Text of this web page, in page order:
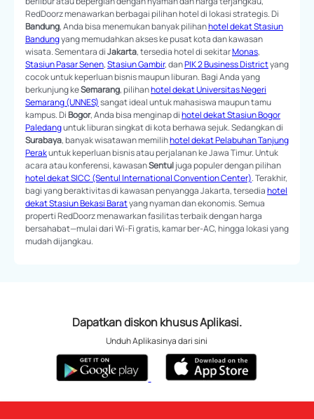
RedDoorz menawarkan berbagai pilihan hotel di lokasi strategis. Di
Bandung, Anda bisa menemukan banyak pilihanhotel dekat Stasiun
Bandungyang memudahkan akses ke pusat kota dan kawasan
wisata. Sementara diJakarta, tersedia hotel di sekitarMonas,
Stasiun Pasar Senen,Stasiun Gambir, danPIK 2 Business Districtyang
cocok untuk keperluan bisnis maupun liburan. Bagi Anda yang
berkunjung keSemarang, pilihanhotel dekat Universitas Negeri
Semarang (UNNES)sangat ideal untuk mahasiswa maupun tamu
kampus. DiBogor, Anda bisa menginap dihotel dekat Stasiun Bogor
Paledanguntuk liburan singkat di kota berhawa sejuk. Sedangkan di
Surabaya, banyak wisatawan memilihhotel dekat Pelabuhan Tanjung
Perakuntuk keperluan bisnis atau perjalanan ke Jawa Timur. Untuk
acara atau konferensi, kawasanSentuljuga populer dengan pilihan
hotel dekat SICC (Sentul International Convention Center). Terakhir,
bagi yang beraktivitas di kawasan penyangga Jakarta, tersediahotel
dekat Stasiun Bekasi Baratyang nyaman dan ekonomis. Semua
properti RedDoorz menawarkan fasilitas terbaik dengan harga
bersahabat—mulai dari Wi-Fi gratis, kamar ber-AC, hingga lokasi yang
mudah dijangkau.
Dapatkan diskon khusus Aplikasi.
Unduh Aplikasinya dari sini